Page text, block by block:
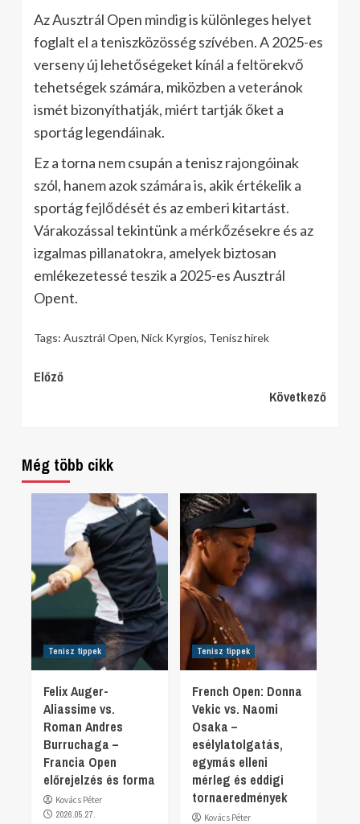
Az Ausztrál Open mindig is különleges helyet
foglalt el a teniszközösség szívében. A 2025-es
verseny új lehetőségeket kínál a feltörekvő
tehetségek számára, miközben a veteránok
ismét bizonyíthatják, miért tartják őket a
sportág legendáinak.
Ez a torna nem csupán a tenisz rajongóinak
szól, hanem azok számára is, akik értékelik a
sportág fejlődését és az emberi kitartást.
Várakozással tekintünk a mérkőzésekre és az
izgalmas pillanatokra, amelyek biztosan
emlékezetessé teszik a 2025-es Ausztrál
Opent.
Tags: Ausztrál Open, Nick Kyrgios, Tenisz hírek
Continue
Előző
Következő
Még több cikk
Tenisz tippek
Felix Auger-
Aliassime vs.
Roman Andres
Burruchaga –
Francia Open
előrejelzés és forma
Kovács Péter
2026.05.27.
Tenisz tippek
French Open: Donna
Vekic vs. Naomi
Osaka –
esélylatolgatás,
egymás elleni
mérleg és eddigi
tornaeredmények
Kovács Péter